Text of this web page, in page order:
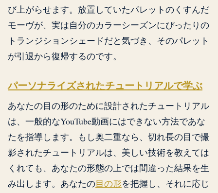
び上がらせます。放置していたパレットのくすんだ
モーヴが、実は自分のカラーシーズンにぴったりの
トランジションシェードだと気づき、そのパレット
が引退から復帰するのです。
パーソナライズされたチュートリアルで学ぶ
あなたの目の形のために設計されたチュートリアル
は、一般的なYouTube動画にはできない方法であな
たを指導します。もし奥二重なら、切れ長の目で撮
影されたチュートリアルは、美しい技術を教えては
くれても、あなたの形態の上では間違った結果を生
み出します。あなたの目の形を把握し、それに応じ